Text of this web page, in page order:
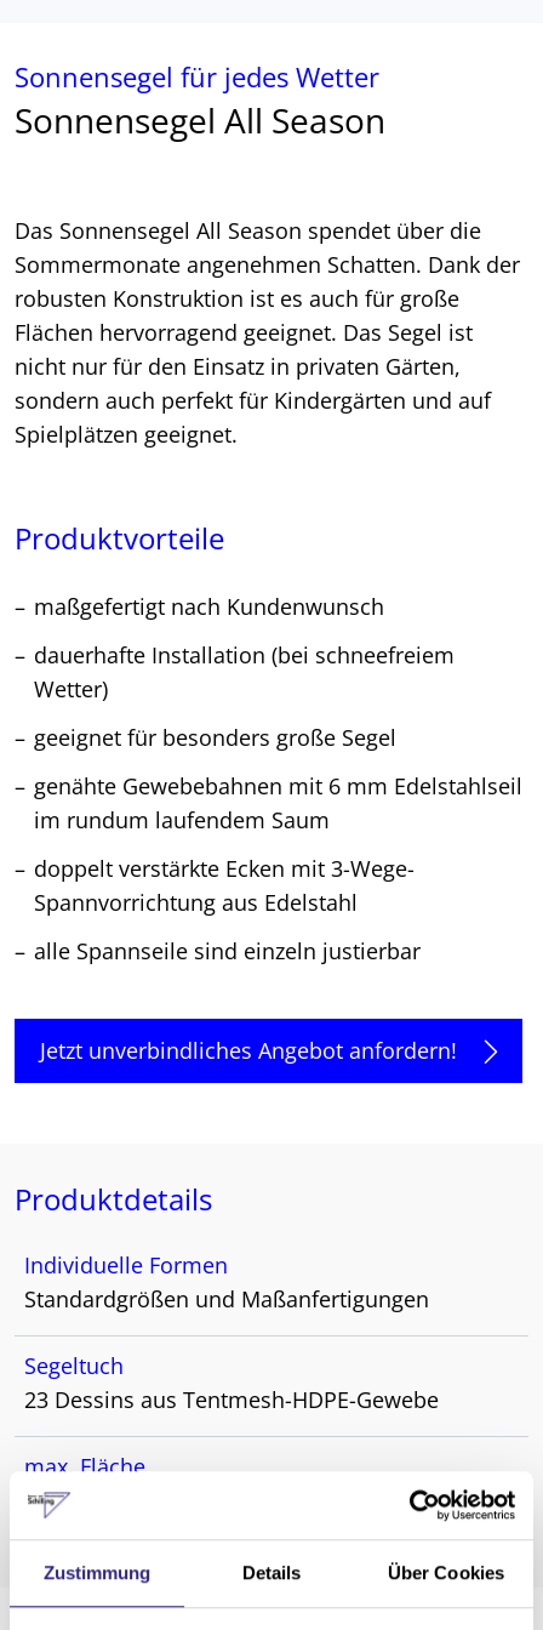
Zustimmung Details Über Cookies
Sonnensegel für jedes Wetter
Sonnensegel All Season
Das Sonnensegel All Season spendet über die
Sommermonate angenehmen Schatten. Dank der
robusten Konstruktion ist es auch für große
Flächen hervorragend geeignet. Das Segel ist
nicht nur für den Einsatz in privaten Gärten,
sondern auch perfekt für Kindergärten und auf
Spielplätzen geeignet.
Produktvorteile
maßgefertigt nach Kundenwunsch
dauerhafte Installation (bei schneefreiem
Wetter)
geeignet für besonders große Segel
genähte Gewebebahnen mit 6 mm Edelstahlseil
im rundum laufendem Saum
doppelt verstärkte Ecken mit 3-Wege-
Spannvorrichtung aus Edelstahl
alle Spannseile sind einzeln justierbar
Jetzt unverbindliches Angebot anfordern!
Produktdetails
Individuelle Formen
Standardgrößen und Maßanfertigungen
Segeltuch
23 Dessins aus Tentmesh-HDPE-Gewebe
max. Fläche
75 m²